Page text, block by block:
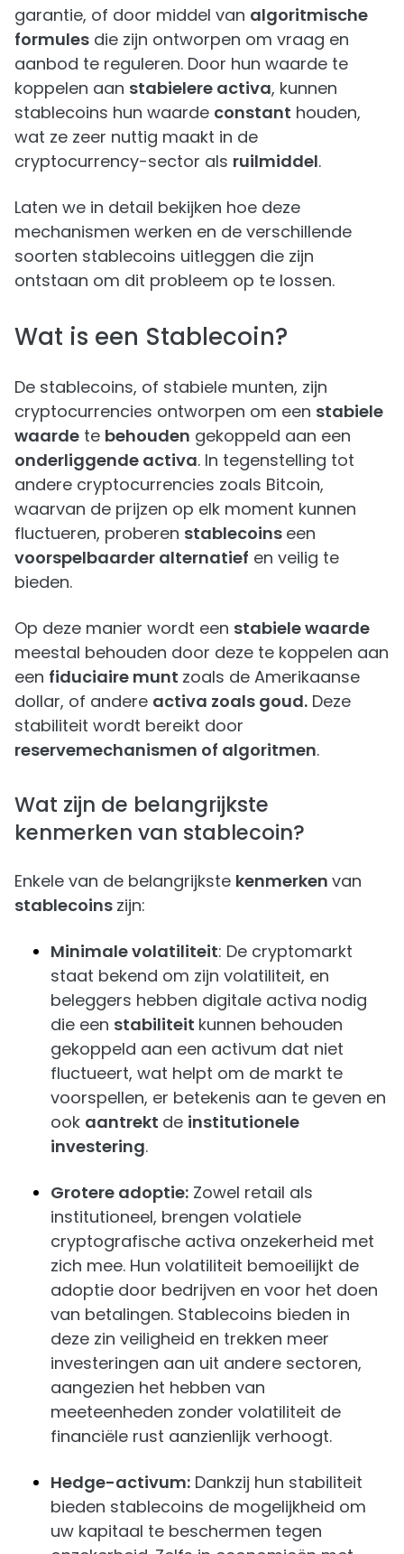
garantie, of door middel van algoritmische
formules die zijn ontworpen om vraag en
aanbod te reguleren. Door hun waarde te
koppelen aan stabielere activa, kunnen
stablecoins hun waarde constant houden,
wat ze zeer nuttig maakt in de
cryptocurrency-sector als ruilmiddel.
Laten we in detail bekijken hoe deze
mechanismen werken en de verschillende
soorten stablecoins uitleggen die zijn
ontstaan om dit probleem op te lossen.
Wat is een Stablecoin?
De stablecoins, of stabiele munten, zijn
cryptocurrencies ontworpen om een stabiele
waarde te behouden gekoppeld aan een
onderliggende activa. In tegenstelling tot
andere cryptocurrencies zoals Bitcoin,
waarvan de prijzen op elk moment kunnen
fluctueren, proberen stablecoins een
voorspelbaarder alternatief en veilig te
bieden.
Op deze manier wordt een stabiele waarde
meestal behouden door deze te koppelen aan
een fiduciaire munt zoals de Amerikaanse
dollar, of andere activa zoals goud. Deze
stabiliteit wordt bereikt door
reservemechanismen of algoritmen.
Wat zijn de belangrijkste
kenmerken van stablecoin?
Enkele van de belangrijkste kenmerken van
stablecoins zijn:
Minimale volatiliteit: De cryptomarkt
staat bekend om zijn volatiliteit, en
beleggers hebben digitale activa nodig
die een stabiliteit kunnen behouden
gekoppeld aan een activum dat niet
fluctueert, wat helpt om de markt te
voorspellen, er betekenis aan te geven en
ook aantrekt de institutionele
investering.
Grotere adoptie: Zowel retail als
institutioneel, brengen volatiele
cryptografische activa onzekerheid met
zich mee. Hun volatiliteit bemoeilijkt de
adoptie door bedrijven en voor het doen
van betalingen. Stablecoins bieden in
deze zin veiligheid en trekken meer
investeringen aan uit andere sectoren,
aangezien het hebben van
meeteenheden zonder volatiliteit de
financiële rust aanzienlijk verhoogt.
Hedge-activum: Dankzij hun stabiliteit
bieden stablecoins de mogelijkheid om
uw kapitaal te beschermen tegen